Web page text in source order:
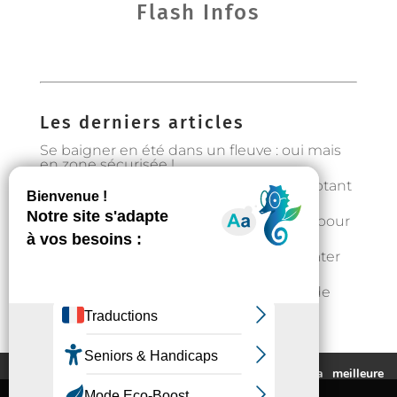
Flash Infos
Les derniers articles
Se baigner en été dans un fleuve : oui mais
en zone sécurisée !
Préservons la forêt en Occitanie en adoptant
les bons gestes
Gestion de l’eau : état d’alerte hydrique pour
les particuliers à partir du 1er août
Fortes chaleurs : rester au frais et s’hydrater
📣Enquête pour étudier l’implantation de
casier distributeurs de produits locaux à
Auzeville : votre avis nous intéresse !
Ce site utilise des cookies pour vous fournir la meilleure
expérience de navigation possible.